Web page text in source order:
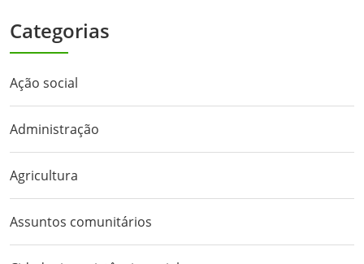
Categorias
Ação social
Administração
Agricultura
Assuntos comunitários